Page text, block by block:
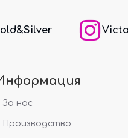
За нас
Производство